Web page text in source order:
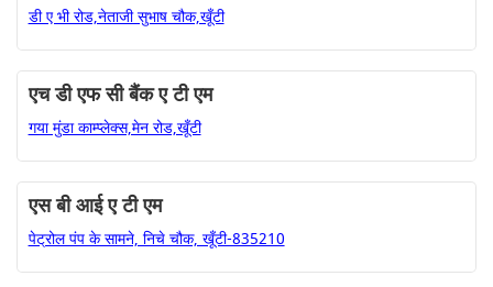
डी ए भी रोड,नेताजी सुभाष चौक,खूँटी
एच डी एफ सी बैंक ए टी एम
गया मुंडा काम्प्लेक्स,मेन रोड,खूँटी
एस बी आई ए टी एम
पेट्रोल पंप के सामने, निचे चौक, खूँटी-835210